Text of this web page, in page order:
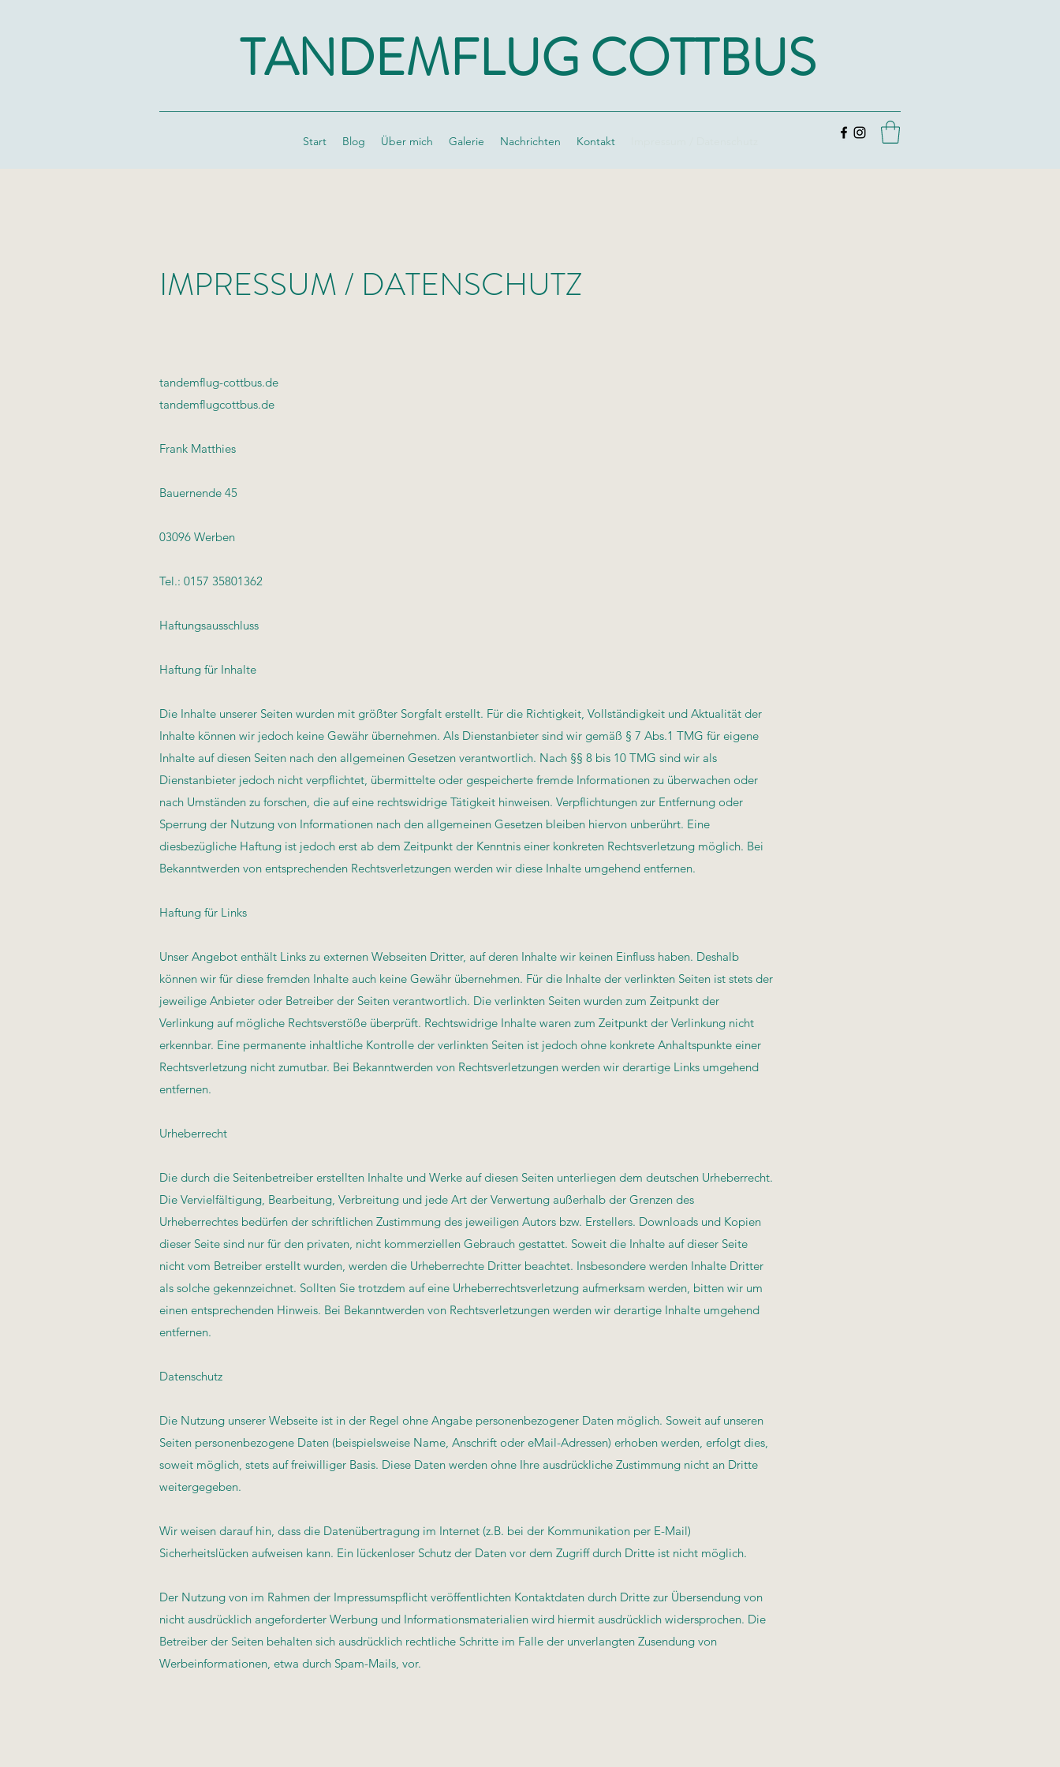
TANDEMFLUG COTTBUS
Start Blog Über mich Galerie Nachrichten Kontakt
IMPRESSUM / DATENSCHUTZ
tandemflug-cottbus.de
tandemflugcottbus.de
Frank Matthies
Bauernende 45
03096 Werben
Tel.: 0157 35801362
Haftungsausschluss
Haftung für Inhalte
Die Inhalte unserer Seiten wurden mit größter Sorgfalt erstellt. Für die Richtigkeit, Vollständigkeit und Aktualität der
Inhalte können wir jedoch keine Gewähr übernehmen. Als Dienstanbieter sind wir gemäß § 7 Abs.1 TMG für eigene
Inhalte auf diesen Seiten nach den allgemeinen Gesetzen verantwortlich. Nach §§ 8 bis 10 TMG sind wir als
Dienstanbieter jedoch nicht verpflichtet, übermittelte oder gespeicherte fremde Informationen zu überwachen oder
nach Umständen zu forschen, die auf eine rechtswidrige Tätigkeit hinweisen. Verpflichtungen zur Entfernung oder
Sperrung der Nutzung von Informationen nach den allgemeinen Gesetzen bleiben hiervon unberührt. Eine
diesbezügliche Haftung ist jedoch erst ab dem Zeitpunkt der Kenntnis einer konkreten Rechtsverletzung möglich. Bei
Bekanntwerden von entsprechenden Rechtsverletzungen werden wir diese Inhalte umgehend entfernen.
Haftung für Links
Unser Angebot enthält Links zu externen Webseiten Dritter, auf deren Inhalte wir keinen Einfluss haben. Deshalb
können wir für diese fremden Inhalte auch keine Gewähr übernehmen. Für die Inhalte der verlinkten Seiten ist stets der
jeweilige Anbieter oder Betreiber der Seiten verantwortlich. Die verlinkten Seiten wurden zum Zeitpunkt der
Verlinkung auf mögliche Rechtsverstöße überprüft. Rechtswidrige Inhalte waren zum Zeitpunkt der Verlinkung nicht
erkennbar. Eine permanente inhaltliche Kontrolle der verlinkten Seiten ist jedoch ohne konkrete Anhaltspunkte einer
Rechtsverletzung nicht zumutbar. Bei Bekanntwerden von Rechtsverletzungen werden wir derartige Links umgehend
entfernen.
Urheberrecht
Die durch die Seitenbetreiber erstellten Inhalte und Werke auf diesen Seiten unterliegen dem deutschen Urheberrecht.
Die Vervielfältigung, Bearbeitung, Verbreitung und jede Art der Verwertung außerhalb der Grenzen des
Urheberrechtes bedürfen der schriftlichen Zustimmung des jeweiligen Autors bzw. Erstellers. Downloads und Kopien
dieser Seite sind nur für den privaten, nicht kommerziellen Gebrauch gestattet. Soweit die Inhalte auf dieser Seite
nicht vom Betreiber erstellt wurden, werden die Urheberrechte Dritter beachtet. Insbesondere werden Inhalte Dritter
als solche gekennzeichnet. Sollten Sie trotzdem auf eine Urheberrechtsverletzung aufmerksam werden, bitten wir um
einen entsprechenden Hinweis. Bei Bekanntwerden von Rechtsverletzungen werden wir derartige Inhalte umgehend
entfernen.
Datenschutz
Die Nutzung unserer Webseite ist in der Regel ohne Angabe personenbezogener Daten möglich. Soweit auf unseren
Seiten personenbezogene Daten (beispielsweise Name, Anschrift oder eMail-Adressen) erhoben werden, erfolgt dies,
soweit möglich, stets auf freiwilliger Basis. Diese Daten werden ohne Ihre ausdrückliche Zustimmung nicht an Dritte
weitergegeben.
Wir weisen darauf hin, dass die Datenübertragung im Internet (z.B. bei der Kommunikation per E-Mail)
Sicherheitslücken aufweisen kann. Ein lückenloser Schutz der Daten vor dem Zugriff durch Dritte ist nicht möglich.
Der Nutzung von im Rahmen der Impressumspflicht veröffentlichten Kontaktdaten durch Dritte zur Übersendung von
nicht ausdrücklich angeforderter Werbung und Informationsmaterialien wird hiermit ausdrücklich widersprochen. Die
Betreiber der Seiten behalten sich ausdrücklich rechtliche Schritte im Falle der unverlangten Zusendung von
Werbeinformationen, etwa durch Spam-Mails, vor.